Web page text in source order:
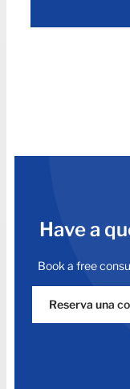
Have a
Book a free
Reserva una